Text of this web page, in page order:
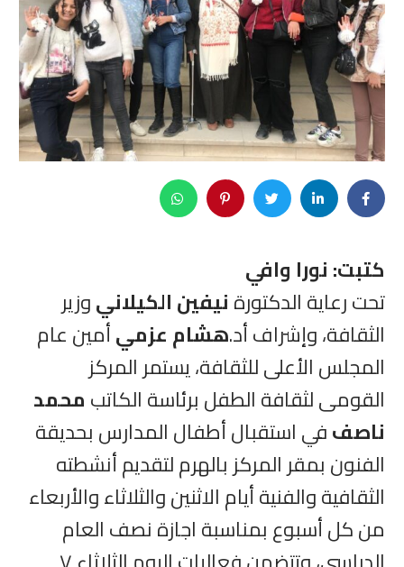
كتبت: نورا وافي
تحت رعاية الدكتورةنيفين الكيلانيوزير
الثقافة، وإشراف أد.هشام عزميأمين عام
المجلس الأعلى للثقافة، يستمر المركز
القومى لثقافة الطفل برئاسة الكاتبمحمد
ناصففي استقبال أطفال المدارس بحديقة
الفنون بمقر المركز بالهرم لتقديم أنشطته
الثقافية والفنية أيام الاثنين والثلاثاء والأربعاء
من كل أسبوع بمناسبة اجازة نصف العام